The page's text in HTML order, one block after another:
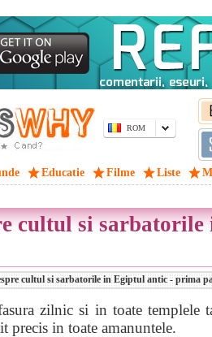
ROM
Educatie Filme Liste
cultul si
cultul si sarbatorile in Egiptul antic - prima
zilnic si in toate templele
precis in toate amanuntele.